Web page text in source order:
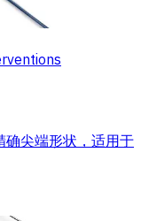
确尖端形状，适用于